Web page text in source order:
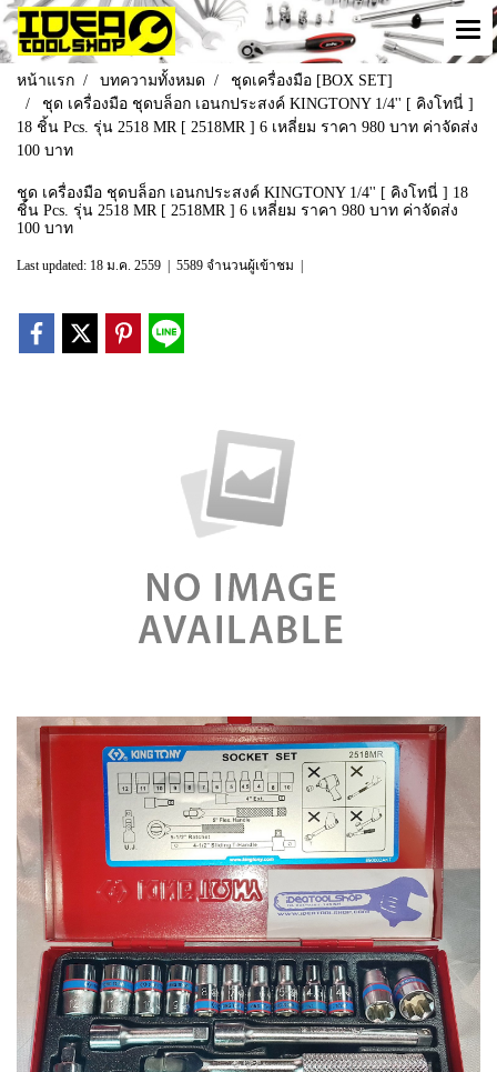
หน้าแรก บทความทั้งหมด
ชุดเครื่องมือ [BOX SET]
ชุด เครื่องมือ ชุดบล็อก เอนกประสงค์ KINGTONY 1/4'' [ คิงโทนี่ ]
18 ชิ้น Pcs. รุ่น 2518 MR [ 2518MR ] 6 เหลี่ยม ราคา 980 บาท ค่าจัดส่ง
100 บาท
ชุด เครื่องมือ ชุดบล็อก เอนกประสงค์ KINGTONY 1/4'' [ คิงโทนี่ ] 18
ชิ้น Pcs. รุ่น 2518 MR [ 2518MR ] 6 เหลี่ยม ราคา 980 บาท ค่าจัดส่ง
100 บาท
Last updated: 18 ม.ค. 2559 5589 จำนวนผู้เข้าชม